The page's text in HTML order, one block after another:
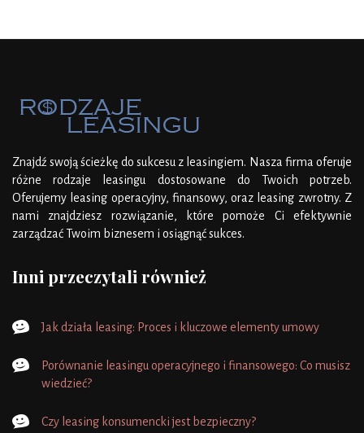
Znajdź swoją ścieżkę do sukcesu z leasingiem. Nasza firma oferuje
różne rodzaje leasingu dostosowane do Twoich potrzeb.
Oferujemy leasing operacyjny, finansowy, oraz leasing zwrotny. Z
nami znajdziesz rozwiązanie, które pomoże Ci efektywnie
zarządzać Twoim biznesem i osiągnąć sukces.
Inni przeczytali również
Jak działa leasing: Proces i kluczowe elementy umowy
Porównanie leasingu operacyjnego i finansowego: Co musisz
wiedzieć?
Czy leasing konsumencki jest bezpieczny?